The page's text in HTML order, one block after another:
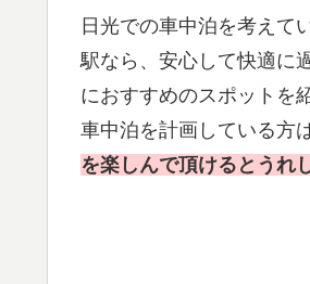
日光での車中泊を考えて
駅なら、安心して快適に
におすすめのスポットを
車中泊を計画している方
を楽しんで頂けるとうれ